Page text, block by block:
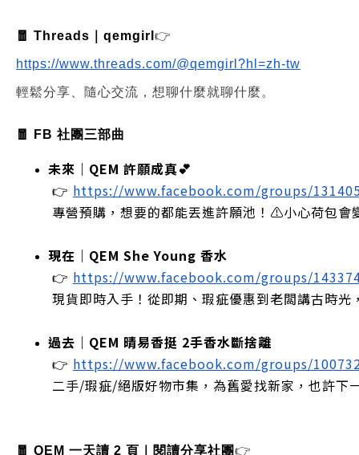
🧧 Threads｜qemgirl 👉
https://www.threads.com/@qemgirl?hl=zh-tw
輕鬆分享、隨心交流，想聊什麼就聊什麼。
🧧 FB 社團三部曲
未來｜QEM 許願成真💕
👉 https://www.facebook.com/groups/
專營預購，想要的都能丟進許願池！⚠️小心荷包會
現在｜QEM She Young 香水
👉 https://www.facebook.com/groups/
現貨即時入手！從即期、瑕疵優惠到老闆講古時
過去｜QEM 晴易香挺 2手香水斷捨離
👉 https://www.facebook.com/groups/
二手/瑕疵/絕版好物市集，為舊愛找新家，也許下
🧧 QEM 一天讀 2 頁｜閱讀分享社團👉